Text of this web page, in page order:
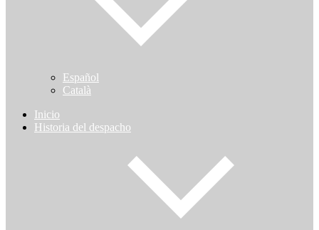
Español
Català
Inicio
Historia del despacho